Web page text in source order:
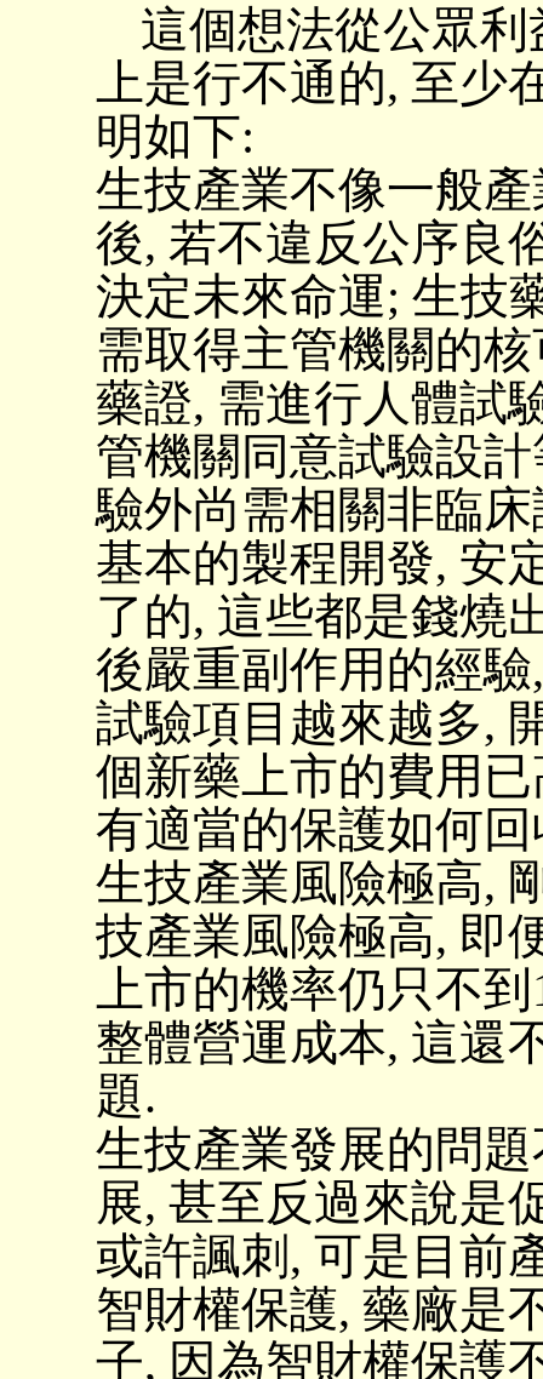
這個想法從公眾
上是行不通的, 至
明如下:
生技產業不像一般
後, 若不違反公序良
決定未來命運; 生技
需取得主管機關的
藥證, 需進行人體試
管機關同意試驗設
驗外尚需相關非臨
基本的製程開發, 安
了的, 這些都是錢燒
後嚴重副作用的經
試驗項目越來越多,
個新藥上市的費用
有適當的保護如何回
生技產業風險極高,
技產業風險極高, 即
上市的機率仍只不
整體營運成本, 這還
題.
生技產業發展的問
展, 甚至反過來說是
或許諷刺, 可是目前
智財權保護, 藥廠是
子, 因為智財權保護